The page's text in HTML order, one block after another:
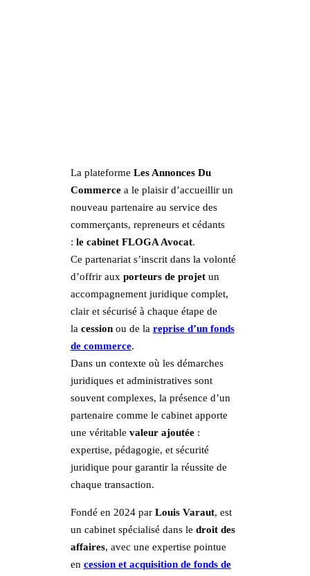
La plateforme Les Annonces Du
Commercea le plaisir d’accueillir un
nouveau partenaire au service des
commerçants, repreneurs et cédants
: le cabinet FLOGA Avocat.
Ce partenariat s’inscrit dans la volonté
d’offrir aux porteurs de projetun
accompagnement juridique complet,
clair et sécurisé à chaque étape de
la cessionou de la reprise d’un fonds
de commerce.
Dans un contexte où les démarches
juridiques et administratives sont
souvent complexes, la présence d’un
partenaire comme le cabinet apporte
une véritable valeur ajoutée:
expertise, pédagogie, et sécurité
juridique pour garantir la réussite de
chaque transaction.
Fondé en 2024 par Louis Varaut, est
un cabinet spécialisé dans le droit des
affaires, avec une expertise pointue
en cession et acquisition de fonds de